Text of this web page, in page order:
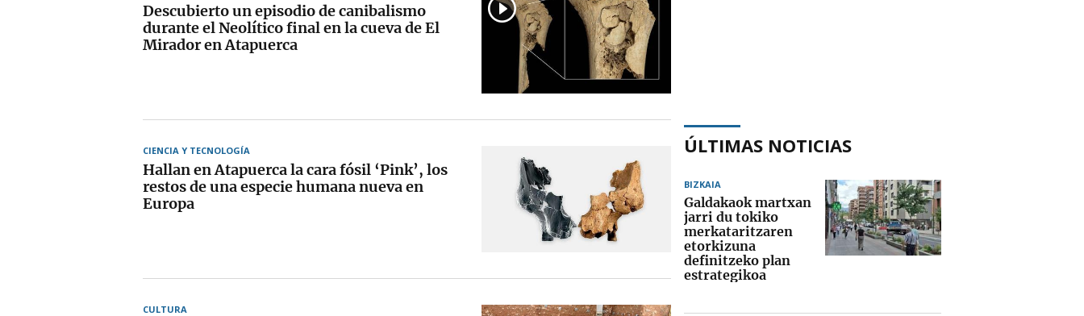
Descubierto un episodio de canibalismo
durante el Neolítico final en la cueva de El
Mirador en Atapuerca
CIENCIA Y TECNOLOGÍA
Hallan en Atapuerca la cara fósil ‘Pink’, los
restos de una especie humana nueva en
Europa
CULTURA
ÚLTIMAS NOTICIAS
BIZKAIA
Galdakaok martxan
jarri du tokiko
merkataritzaren
etorkizuna
definitzeko plan
estrategikoa